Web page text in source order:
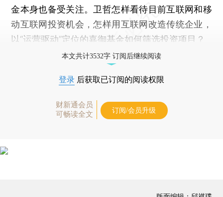
金本身也备受关注。卫哲怎样看待目前互联网和移
动互联网投资机会，怎样用互联网改造传统企业，
以“运营驱动”定位的嘉御基金如何筛选投资项目？
本文共计3532字 订阅后继续阅读
登录 后获取已订阅的阅读权限
财新通会员
可畅读全文
订阅/会员升级